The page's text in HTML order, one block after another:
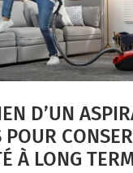
D’UN
POUR
À LONG